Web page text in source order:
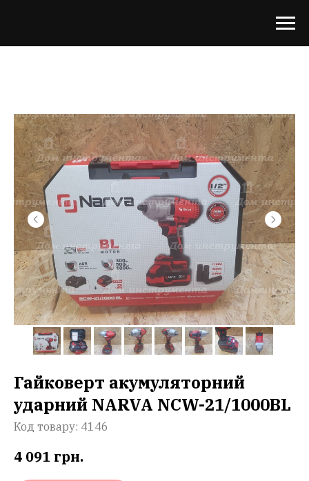
Гайковерт акумуляторний
ударний NARVA NCW-21/1000BL
Код товару: 4146
4 091 грн.